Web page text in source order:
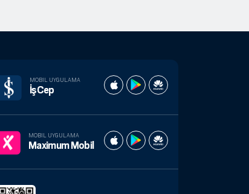
MOBIL UYGULAMA
İşCep
MOBIL UYGULAMA
Maximum Mobil